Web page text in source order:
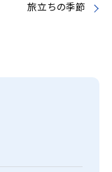
旅立ちの季節